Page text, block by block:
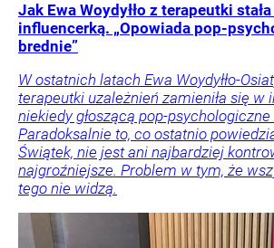
Jak Ewa Woydyłło z terapeutki
influencerką. „Opowiada pop-
brednie”
W ostatnich latach Ewa Woydyłło-
terapeutki uzależnień zamieniła się w
niekiedy głoszącą pop-psychologiczne
Paradoksalnie to, co ostatnio
Świątek, nie jest ani najbardziej
najgroźniejsze. Problem w tym, że
tego nie widzą.